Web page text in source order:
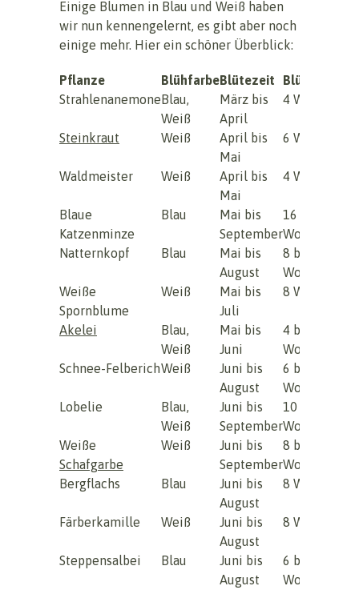
Einige Blumen in Blau und Weiß haben
wir nun kennengelernt, es gibt aber noch
einige mehr. Hier ein schöner Überblick:
Pflanze BlühfarbeBlütezeit
Blühdauer
StrahlenanemoneBlau,
Weiß
März bis
April
4 Wochen
Steinkraut Weiß
April bis
Mai
6 Wochen
Waldmeister Weiß
April bis
Mai
4 Wochen
Blaue
Katzenminze
Blau
Mai bis
September
16 bis 18
Wochen
Natternkopf
Blau
Mai bis
August
8 bis 12
Wochen
Weiße
Spornblume
Weiß
Mai bis
Juli
8 Wochen
Akelei
Blau,
Weiß
Mai bis
Juni
4 bis 6
Wochen
Schnee-FelberichWeiß
Juni bis
August
6 bis 8
Wochen
Lobelie
Blau,
Weiß
Juni bis
September
10 bis 12
Wochen
Weiße
Schafgarbe
Weiß
Juni bis
September
8 bis 10
Wochen
Bergflachs
Blau
Juni bis
August
8 Wochen
Färberkamille Weiß
Juni bis
August
8 Wochen
Steppensalbei Blau
Juni bis
August
6 bis 8
Wochen